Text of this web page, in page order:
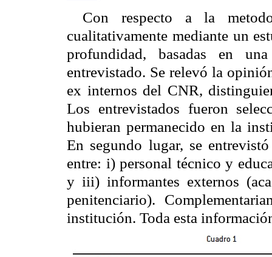
Con respecto a la
cualitativamente mediante un
profundidad, basadas en
entrevistado. Se relevó la
ex internos del CNR,
Los entrevistados fueron
hubieran permanecido en la
En segundo lugar, se
entre: i) personal técnico y
y iii) informantes externos
penitenciario).
institución. Toda esta